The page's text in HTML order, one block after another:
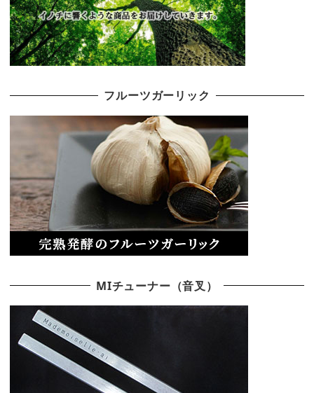
フルーツガーリック
MIチューナー（音叉）